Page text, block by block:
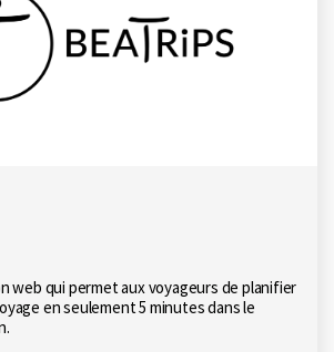
web qui permet aux voyageurs de planifier
en seulement 5 minutes dans le